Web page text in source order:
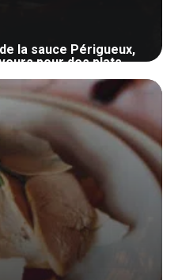
la sauce Périgueux,
pour des plats